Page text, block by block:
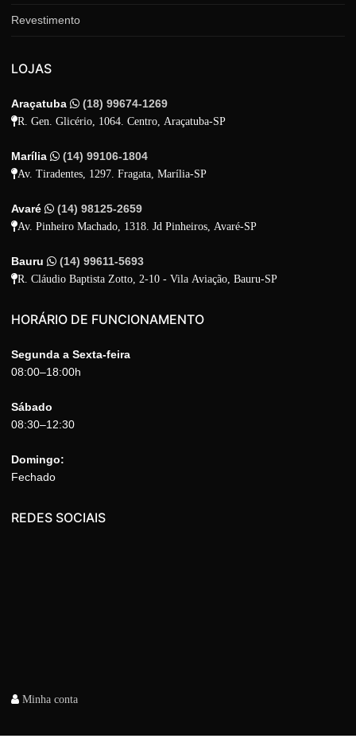
Revestimento
LOJAS
Araçatuba (18) 99674-1269
R. Gen. Glicério, 1064. Centro, Araçatuba-SP
Marília (14) 99106-1804
Av. Tiradentes, 1297. Fragata, Marília-SP
Avaré (14) 98125-2659
Av. Pinheiro Machado, 1318. Jd Pinheiros, Avaré-SP
Bauru (14) 99611-5693
R. Cláudio Baptista Zotto, 2-10 - Vila Aviação, Bauru-SP
HORÁRIO DE FUNCIONAMENTO
Segunda a Sexta-feira
08:00–18:00h
Sábado
08:30–12:30
Domingo:
Fechado
REDES SOCIAIS
Minha conta